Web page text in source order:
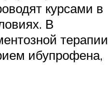
курсами в
В
терапии
ибупрофена,